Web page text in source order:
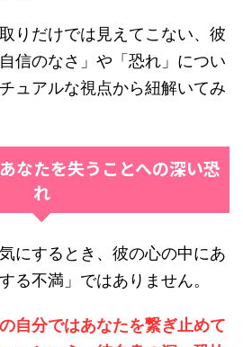
りだけでは見えてこない、彼
信のなさ」や「恐れ」につい
ュアルな視点から紐解いてみ
なたを失うことへの深い恐
れ
にするとき、彼の心の中にあ
る不満」ではありません。
自分ではあなたを繋ぎ止めて